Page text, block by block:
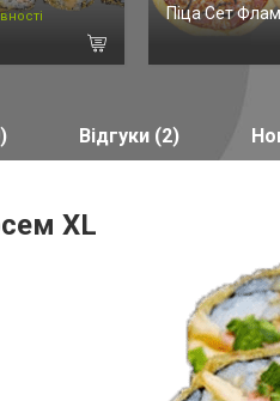
Піца Сет
Відгуки (2)
XL